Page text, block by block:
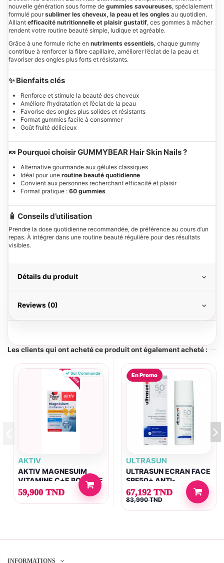
nouvelle génération sous forme de gummies savoureuses, spécialement
formulé poursublimer les cheveux, la peau et les ongles au quotidien.
Alliant efficacité nutritionnelle et plaisir gustatif, ces gommes à mâcher
rendent votre routine beauté simple, ludique et agréable.
Grâce à une formule riche en nutriments essentiels, chaque gummy
contribue à renforcer la fibre capillaire, améliorer l’éclat de la peau et
favoriser des ongles plus forts et résistants.
✨ Bienfaits clés
Renforce et stimule la beauté des cheveux
Améliore l’hydratation et l’éclat de la peau
Favorise des ongles plus solides et résistants
Format gummies facile à consommer
Goût fruité délicieux
🍬 Pourquoi choisir GUMMYBEAR Hair Skin Nails ?
Alternative gourmande aux gélules classiques
Idéal pour une routine beauté quotidienne
Convient aux personnes recherchant efficacité et plaisir
Format pratique : 60 gummies
🧴 Conseils d’utilisation
Prendre la dose quotidienne recommandée, de préférence au cours d’un
repas. À intégrer dans une routine beauté régulière pour des résultats
visibles.
Détails du produit
Reviews (0)
Les clients qui ont acheté ce produit ont également acheté :
Sur Commande
AKTIV
AKTIV MAGNESUIM
VITAMINE C+E BOITE DE
60 + 30 COMPRIMES
GRATUITS
59,900 TND
En Promo
ULTRASUN
ULTRASUN ECRAN FACE
SPF50+ ANTI-
PIGMENTATION 50ML
67,192 TND
83,990 TND
INFORMATIONS